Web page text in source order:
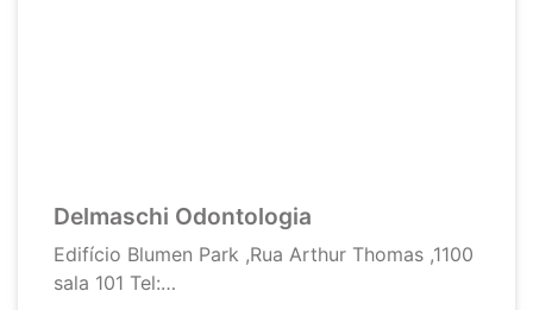
Delmaschi Odontologia
Edifício Blumen Park ,Rua Arthur Thomas ,1100
sala 101 Tel:…